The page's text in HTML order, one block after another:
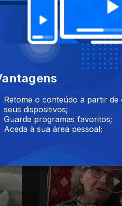
Ep. 10 18 jun. 2020
Trabalhadoras do
Retome o conteúdo a partir
seus dispositivos;
Guarde programas favoritos;
Aceda à sua área pessoal;